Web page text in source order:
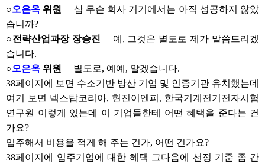
○오은옥 위원
삼 무슨 회사 거기에서는 아직 성공하지 않았
습니까?
○전략산업과장 장승진
예, 그것은 별도로 제가 말씀드리겠
습니다.
○오은옥 위원
별도로, 예예, 알겠습니다.
38페이지에 보면 수소기반 방산 기업 및 인증기관 유치했는데
여기 보면 넥스탑코리아, 현진이엔피, 한국기계전기전자시험
연구원 이렇게 있는데 이 기업들한테 어떤 혜택을 준다는 건
가요?
입주해서 비용을 적게 해 주는 건가, 어떤 건가요?
38페이지에 입주기업에 대한 혜택 그다음에 선정 기준 좀 간